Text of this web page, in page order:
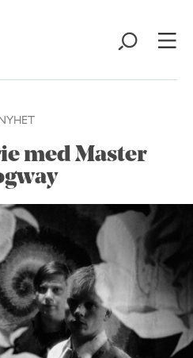
med Master